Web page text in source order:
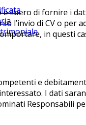
libero di fornire i
di CV o per
in questi
e
I dati
Responsabili